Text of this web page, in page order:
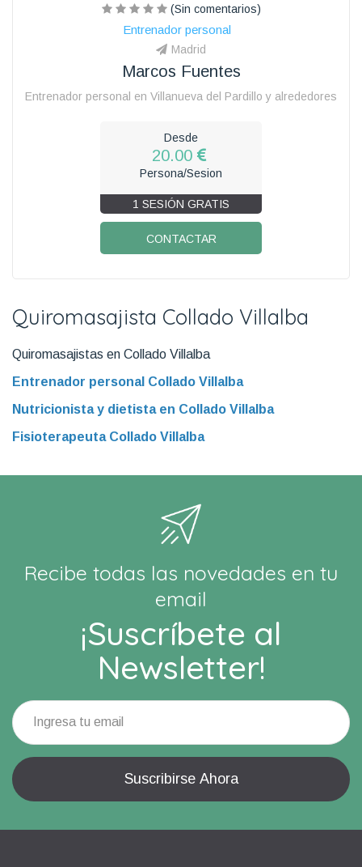
(Sin comentarios)
Entrenador personal
Madrid
Marcos Fuentes
Entrenador personal en Villanueva del Pardillo y alrededores
Desde
20.00
Persona/Sesion
1 SESIÓN GRATIS
CONTACTAR
Quiromasajista Collado Villalba
Quiromasajistas en Collado Villalba
Entrenador personal Collado Villalba
Nutricionista y dietista en Collado Villalba
Fisioterapeuta Collado Villalba
Recibe todas las novedades en tu
email
¡Suscríbete al
Newsletter!